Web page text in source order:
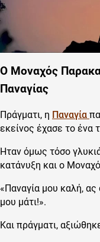
Ο Μοναχός
Παναγίας
Πράγματι, η Παναγία
εκείνος έχασε το ένα
Ήταν όμως τόσο
κατάνυξη και ο
«Παναγία μου καλή,
μου μάτι!».
Και πράγματι,